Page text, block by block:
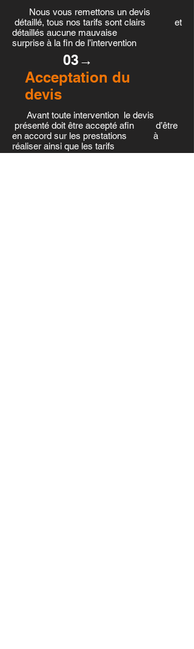
Nous vous remettons un devis
détaillé, tous nos tarifs sont clairs et
détaillés aucune mauvaise
surprise à la fin de l’intervention
03→
Acceptation du
devis
Avant toute intervention le devis
présenté doit être accepté afin d’être
en accord sur les prestations à
réaliser ainsi que les tarifs